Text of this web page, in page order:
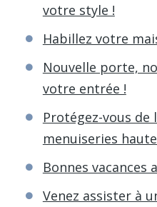
votre style !
Habillez votre
Nouvelle porte,
votre entrée !
Protégez-vous de
menuiseries
Bonnes vacances
Venez assister à